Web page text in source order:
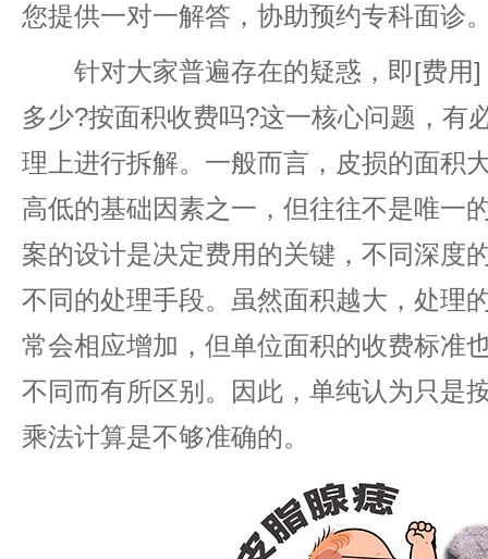
您提供一对一解答，协助预约专科面诊
针对大家普遍存在的疑惑，即[费用]
多少?按面积收费吗?这一核心问题，有
理上进行拆解。一般而言，皮损的面积
高低的基础因素之一，但往往不是唯一
案的设计是决定费用的关键，不同深度
不同的处理手段。虽然面积越大，处理
常会相应增加，但单位面积的收费标准
不同而有所区别。因此，单纯认为只是
乘法计算是不够准确的。